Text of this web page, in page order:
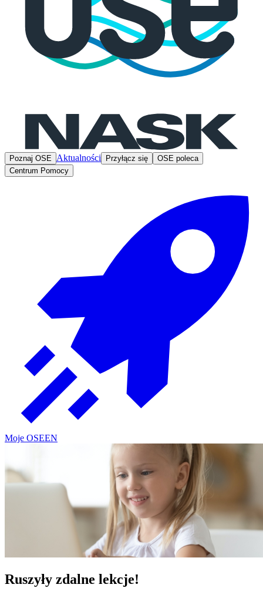
Poznaj OSE Aktualności Przyłącz się
OSE poleca
Centrum Pomocy
Moje OSEEN
Ruszyły zdalne lekcje!